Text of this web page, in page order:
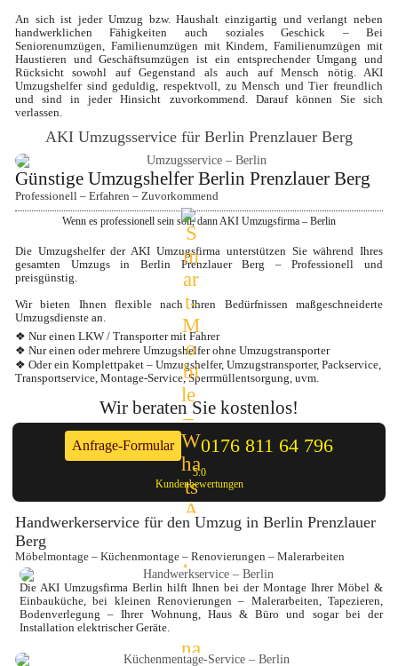
An sich ist jeder Umzug bzw. Haushalt einzigartig und verlangt neben
handwerklichen Fähigkeiten auch soziales Geschick – Bei
Seniorenumzügen, Familienumzügen mit Kindern, Familienumzügen mit
Haustieren und Geschäftsumzügen ist ein entsprechender Umgang und
Rücksicht sowohl auf Gegenstand als auch auf Mensch nötig. AKI
Umzugshelfer sind geduldig, respektvoll, zu Mensch und Tier freundlich
und sind in jeder Hinsicht zuvorkommend. Darauf können Sie sich
verlassen.
AKI Umzugsservice für Berlin Prenzlauer Berg
Günstige Umzugshelfer Berlin Prenzlauer Berg
Professionell – Erfahren – Zuvorkommend
Wenn es professionell sein soll, dann AKI Umzugsfirma – Berlin
Die Umzugshelfer der AKI Umzugsfirma unterstützen Sie während Ihres
gesamten Umzugs in Berlin Prenzlauer Berg – Professionell und
preisgünstig.
Wir bieten Ihnen flexible nach Ihren Bedürfnissen maßgeschneiderte
Umzugsdienste an.
❖ Nur einen LKW / Transporter mit Fahrer
❖ Nur einen oder mehrere Umzugshelfer ohne Umzugstransporter
❖ Oder ein Komplettpaket – Umzugshelfer, Umzugstransporter, Packservice,
Transportservice, Montage-Service, Sperrmüllentsorgung, uvm.
Wir beraten Sie kostenlos!
Anfrage-Formular 0176 811 64 796
5.0
Kundenbewertungen
Handwerkerservice für den Umzug in Berlin Prenzlauer
Berg
Möbelmontage – Küchenmontage – Renovierungen – Malerarbeiten
Die AKI Umzugsfirma Berlin hilft Ihnen bei der Montage Ihrer Möbel &
Einbauküche, bei kleinen Renovierungen – Malerarbeiten, Tapezieren,
Bodenverlegung – Ihrer Wohnung, Haus & Büro und sogar bei der
Installation elektrischer Geräte.